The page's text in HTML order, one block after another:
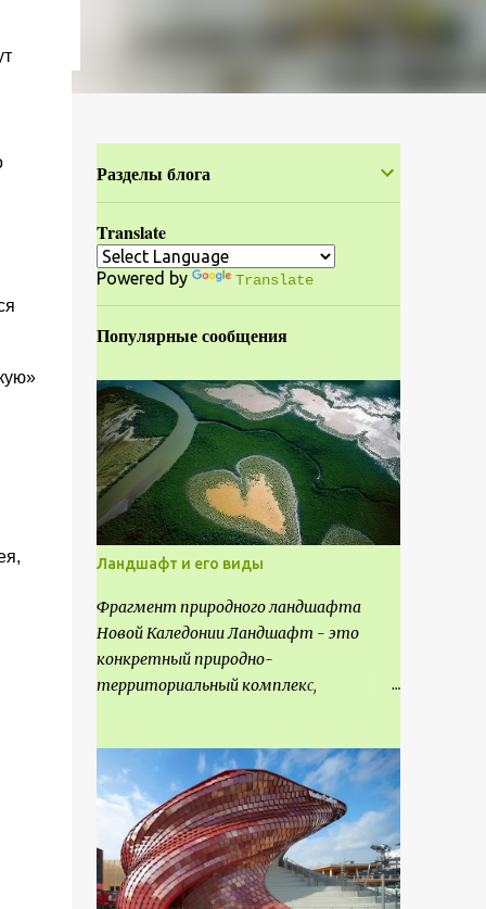
Разделы блога
Translate
Powered by Translate
Популярные сообщения
Ландшафт и его виды
Фрагмент природного ландшафта
Новой Каледонии Ландшафт - это
конкретный природно-
территориальный комплекс,
карте и географическое название.
Различают несколько видов
ландшафта, которые отличаются
друг от друга не только оформлением,
но и видом деятельность происходящей
на них. Одни используют в качестве